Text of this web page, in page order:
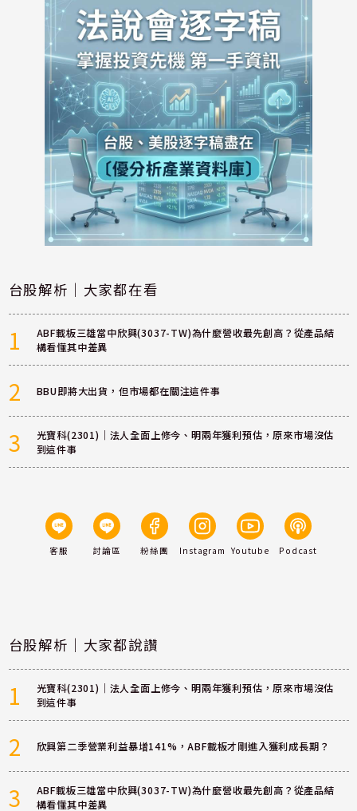
台股解析｜大家都在看
1
ABF載板三雄當中欣興(3037-TW)為什麼營收最先創高？從產品結
構看懂其中差異
2 BBU即將大出貨，但市場都在關注這件事
3
光寶科(2301)｜法人全面上修今、明兩年獲利預估，原來市場沒估
到這件事
客服 討論區 粉絲團 Instagram Youtube Podcast
台股解析｜大家都說讚
1
光寶科(2301)｜法人全面上修今、明兩年獲利預估，原來市場沒估
到這件事
2 欣興第二季營業利益暴增141%，ABF載板才剛進入獲利成長期？
3
ABF載板三雄當中欣興(3037-TW)為什麼營收最先創高？從產品結
構看懂其中差異